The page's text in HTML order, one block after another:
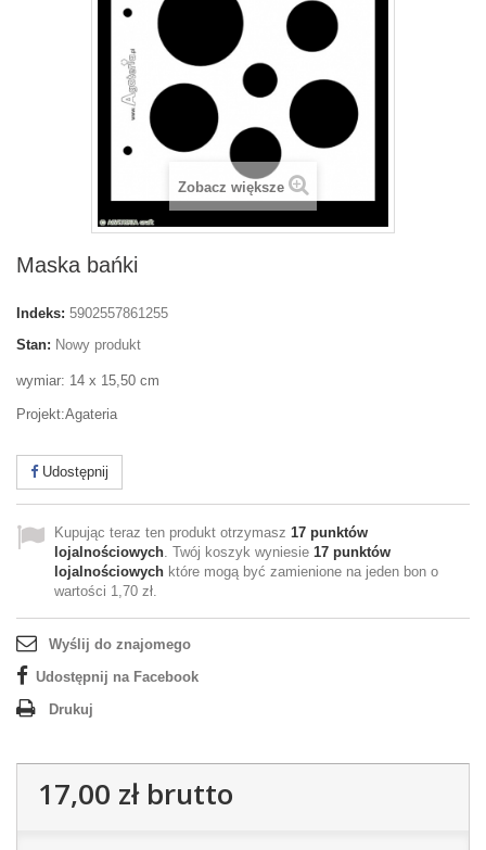
Zobacz większe
Maska bańki
Indeks: 5902557861255
Stan: Nowy produkt
wymiar: 14 x 15,50 cm
Projekt:Agateria
Udostępnij
Kupując teraz ten produkt otrzymasz 17 punktów
lojalnościowych. Twój koszyk wyniesie 17 punktów
lojalnościowych które mogą być zamienione na jeden bon o
wartości 1,70 zł.
Wyślij do znajomego
Udostępnij na Facebook
Drukuj
17,00 złbrutto